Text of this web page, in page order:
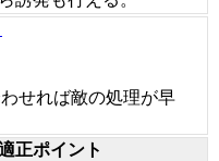
せれば敵の処理が早
正ポイント